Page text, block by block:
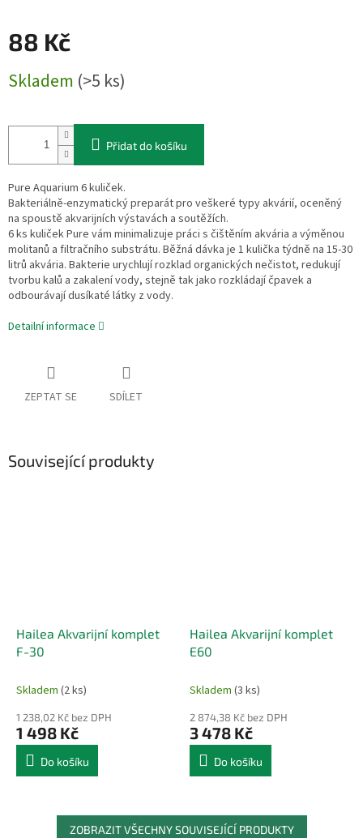
88 Kč
cena:
Skladem (>5 ks)
Přidat do košíku
Pure Aquarium 6 kuliček.
Bakteriálně-enzymatický preparát pro veškeré typy akvárií, oceněný
na spoustě akvarijních výstavách a soutěžích.
6 ks kuliček Pure vám minimalizuje práci s čištěním akvária a výměnou
molitanů a filtračního substrátu. Běžná dávka je 1 kulička týdně na 15-30
litrů akvária. Bakterie urychlují rozklad organických nečistot, redukují
tvorbu kalů a zakalení vody, stejně tak jako rozkládají čpavek a
odbourávají dusíkaté látky z vody.
Detailní informace
ZEPTAT SE SDÍLET
Související produkty
Hailea Akvarijní komplet
F-30
Skladem (2 ks)
1 238,02 Kč bez DPH
1 498 Kč
Do košíku
Hailea Akvarijní komplet
E60
Skladem (3 ks)
2 874,38 Kč bez DPH
3 478 Kč
Do košíku
ZOBRAZIT VŠECHNY SOUVISEJÍCÍ PRODUKTY